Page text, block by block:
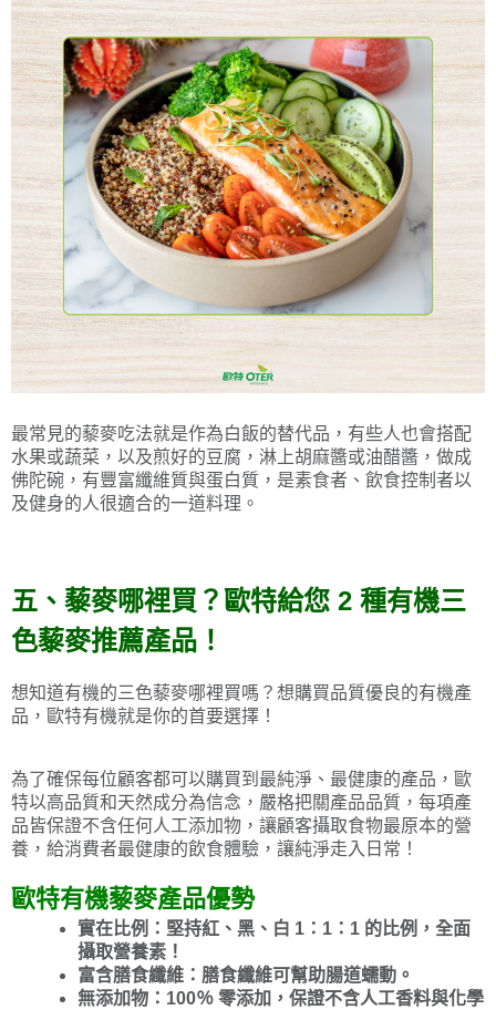
最常見的藜麥吃法就是作為白飯的替代品，有些人也會搭配
水果或蔬菜，以及煎好的豆腐，淋上胡麻醬或油醋醬，做成
佛陀碗，有豐富纖維質與蛋白質，是素食者、飲食控制者以
及健身的人很適合的一道料理。
五、藜麥哪裡買？歐特給您 2 種有機三
色藜麥推薦產品！
想知道有機的三色藜麥哪裡買嗎？想購買品質優良的有機產
品，歐特有機就是你的首要選擇！
為了確保每位顧客都可以購買到最純淨、最健康的產品，歐
特以高品質和天然成分為信念，嚴格把關產品品質，每項產
品皆保證不含任何人工添加物，讓顧客攝取食物最原本的營
養，給消費者最健康的飲食體驗，讓純淨走入日常！
歐特有機藜麥產品優勢
實在比例：堅持紅、黑、白 1：1：1 的比例，全面
攝取營養素！
富含膳食纖維：膳食纖維可幫助腸道蠕動。
無添加物：100％ 零添加，保證不含人工香料與化學